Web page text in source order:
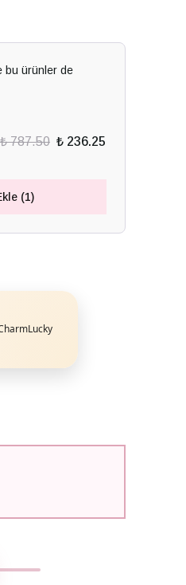
bu ürünler de
₺ 787.50 ₺ 236.25
(1)